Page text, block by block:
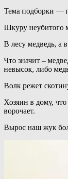
Тема подборки —
Шкуру неубитого
В лесу медведь, а
Что значит –
невысок, либо
Волк режет
Хозяин в дому, что
ворочает.
Вырос наш жук